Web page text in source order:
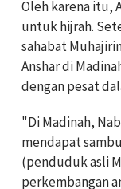
Oleh karena itu,
untuk hijrah.
sahabat
Anshar di
dengan pesat
"Di Madinah,
mendapat
(penduduk asli
perkembangan